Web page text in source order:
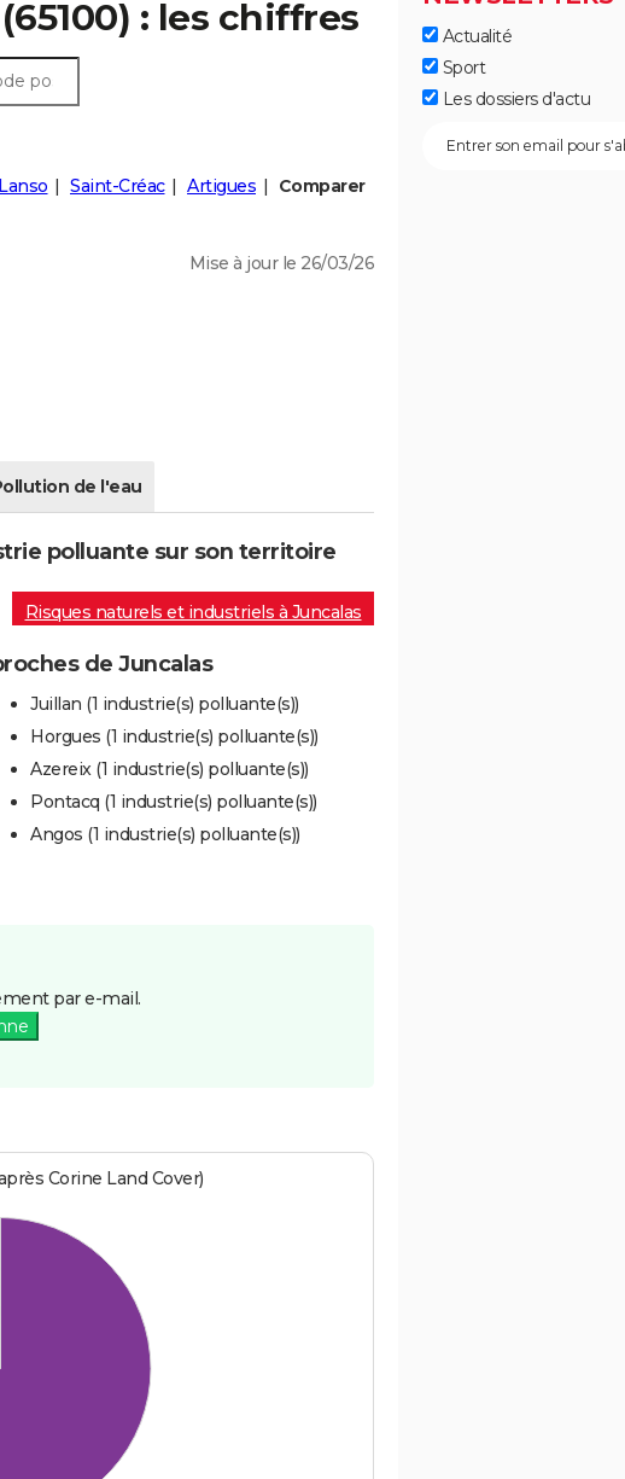
: les chiffres
Saint-Créac Artigues
Comparer
Mise à jour le 26/03/26
de l'eau
polluante sur son territoire
Risques naturels et industriels à Juncalas
de Juncalas
Juillan (1 industrie(s) polluante(s))
Horgues (1 industrie(s) polluante(s))
Azereix (1 industrie(s) polluante(s))
Pontacq (1 industrie(s) polluante(s))
Angos (1 industrie(s) polluante(s))
par e-mail.
Corine Land Cover)
Actualité
Sport
Les dossiers d'actu